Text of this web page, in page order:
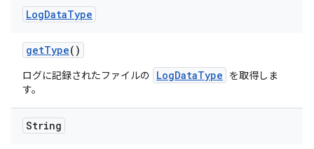
LogDataType
getType()
ログに記録されたファイルの LogDataType
を取得しま
す。
String